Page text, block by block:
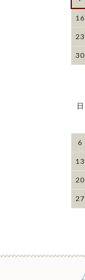
16
23
30
日
6
13
20
27